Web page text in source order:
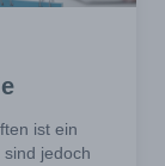
ist ein
jedoch